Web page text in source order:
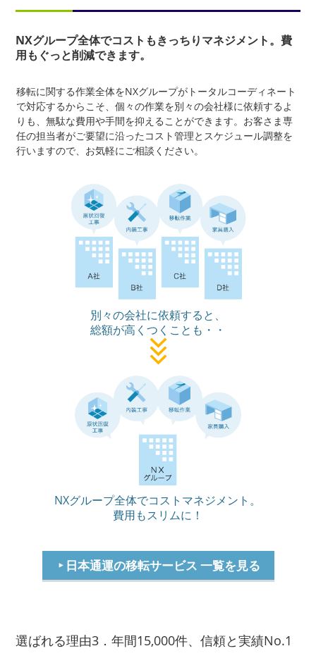
NXグループ全体でコストもきっちりマネジメント。費
用もぐっと削減できます。
移転に関する作業全体をNXグループがトータルコーディネート
で対応するからこそ、個々の作業を別々の会社様に依頼するよ
りも、無駄な費用や手間を抑えることができます。お客さま専
任の担当者がご要望に沿ったコスト管理とスケジュール調整を
行いますので、お気軽にご相談ください。
別々の会社に依頼すると、
総額が高くつくことも・・
NXグループ全体でコストマネジメント。
費用もスリムに！
日本通運の移転サービス 一覧を見る
選ばれる理由3．年間15,000件、信頼と実績No.1